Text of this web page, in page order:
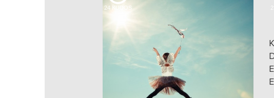
24 KUDOS